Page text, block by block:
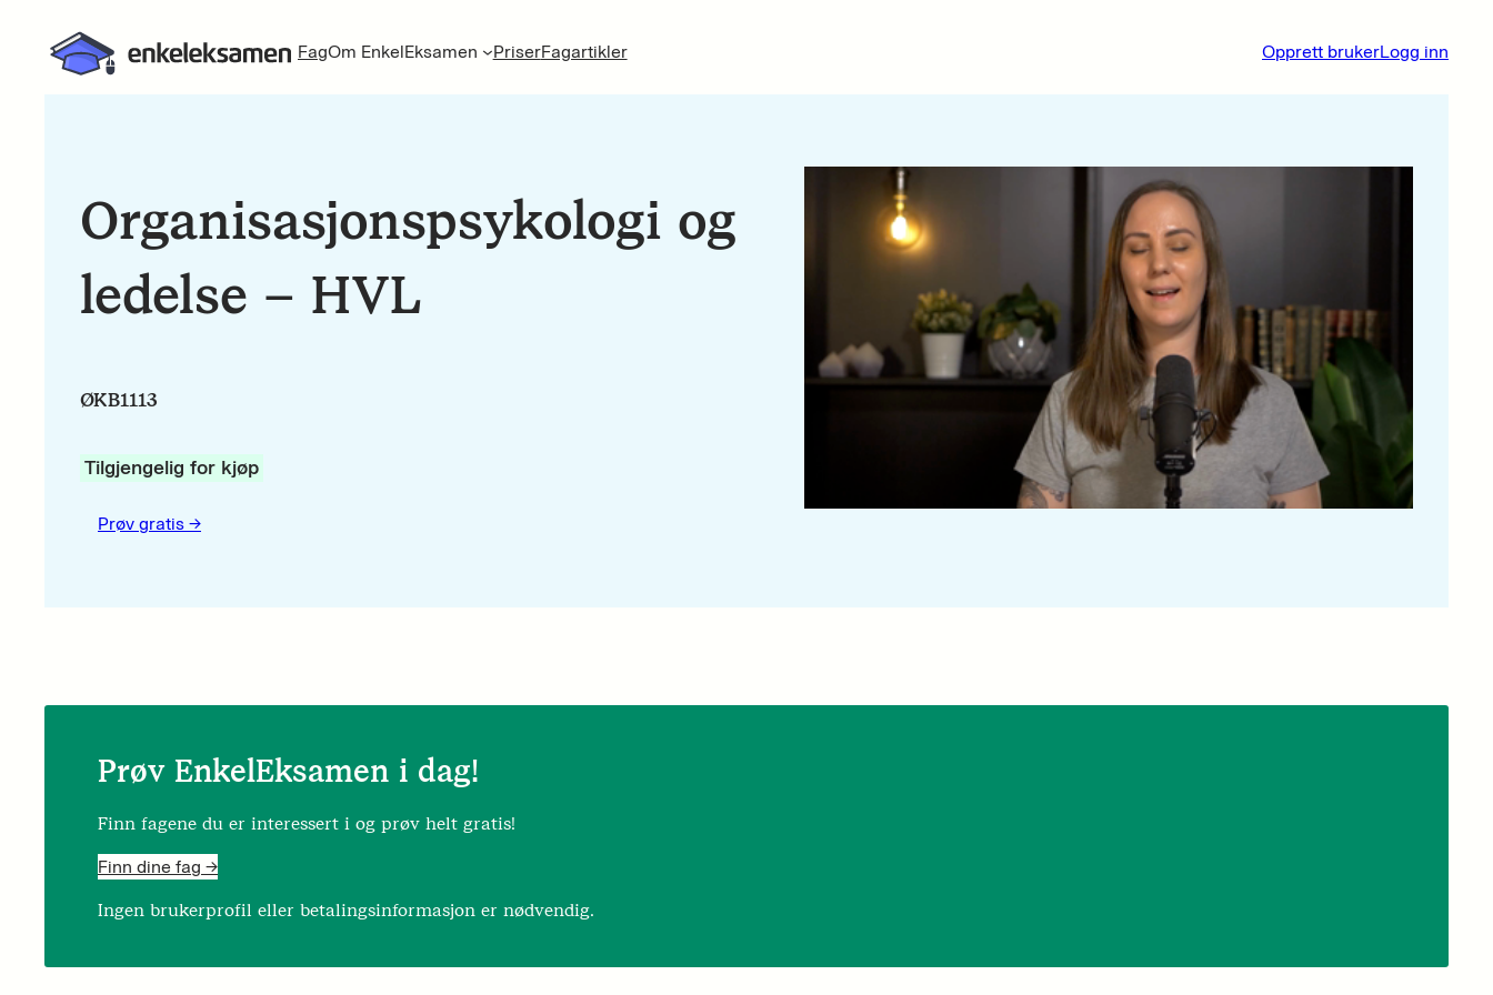
FagOm EnkelEksamen PriserFagartikler Opprett brukerLogg inn
Organisasjonspsykologi og
ledelse – HVL
ØKB1113
Tilgjengelig for kjøp
Prøv gratis ->
Prøv EnkelEksamen i dag!
Finn fagene du er interessert i og prøv helt gratis!
Finn dine fag ->
Ingen brukerprofil eller betalingsinformasjon er nødvendig.